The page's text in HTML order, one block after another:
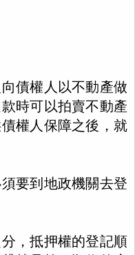
債權人以不動產做
時可以拍賣不動產
權人保障之後，就
要到地政機關去登
，抵押權的登記順